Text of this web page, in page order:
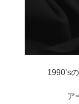
1990’s
ア